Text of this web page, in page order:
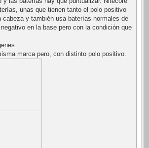
unas que tienen tanto el polo positivo
cabeza y también usa baterías normales de
en la base pero con la condición que
marca pero, con distinto polo positivo.
.